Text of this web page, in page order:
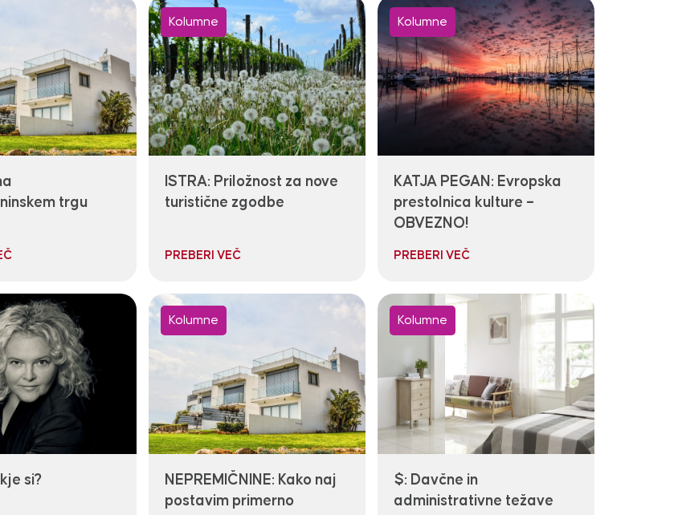
trgu
Kolumne
ISTRA: Priložnost za nove
turistične zgodbe
PREBERI VEČ
Kolumne
KATJA PEGAN: Evropska
prestolnica kulture –
OBVEZNO!
PREBERI VEČ
si?
Kolumne
NEPREMIČNINE: Kako naj
postavim primerno
Kolumne
$: Davčne in
administrativne težave